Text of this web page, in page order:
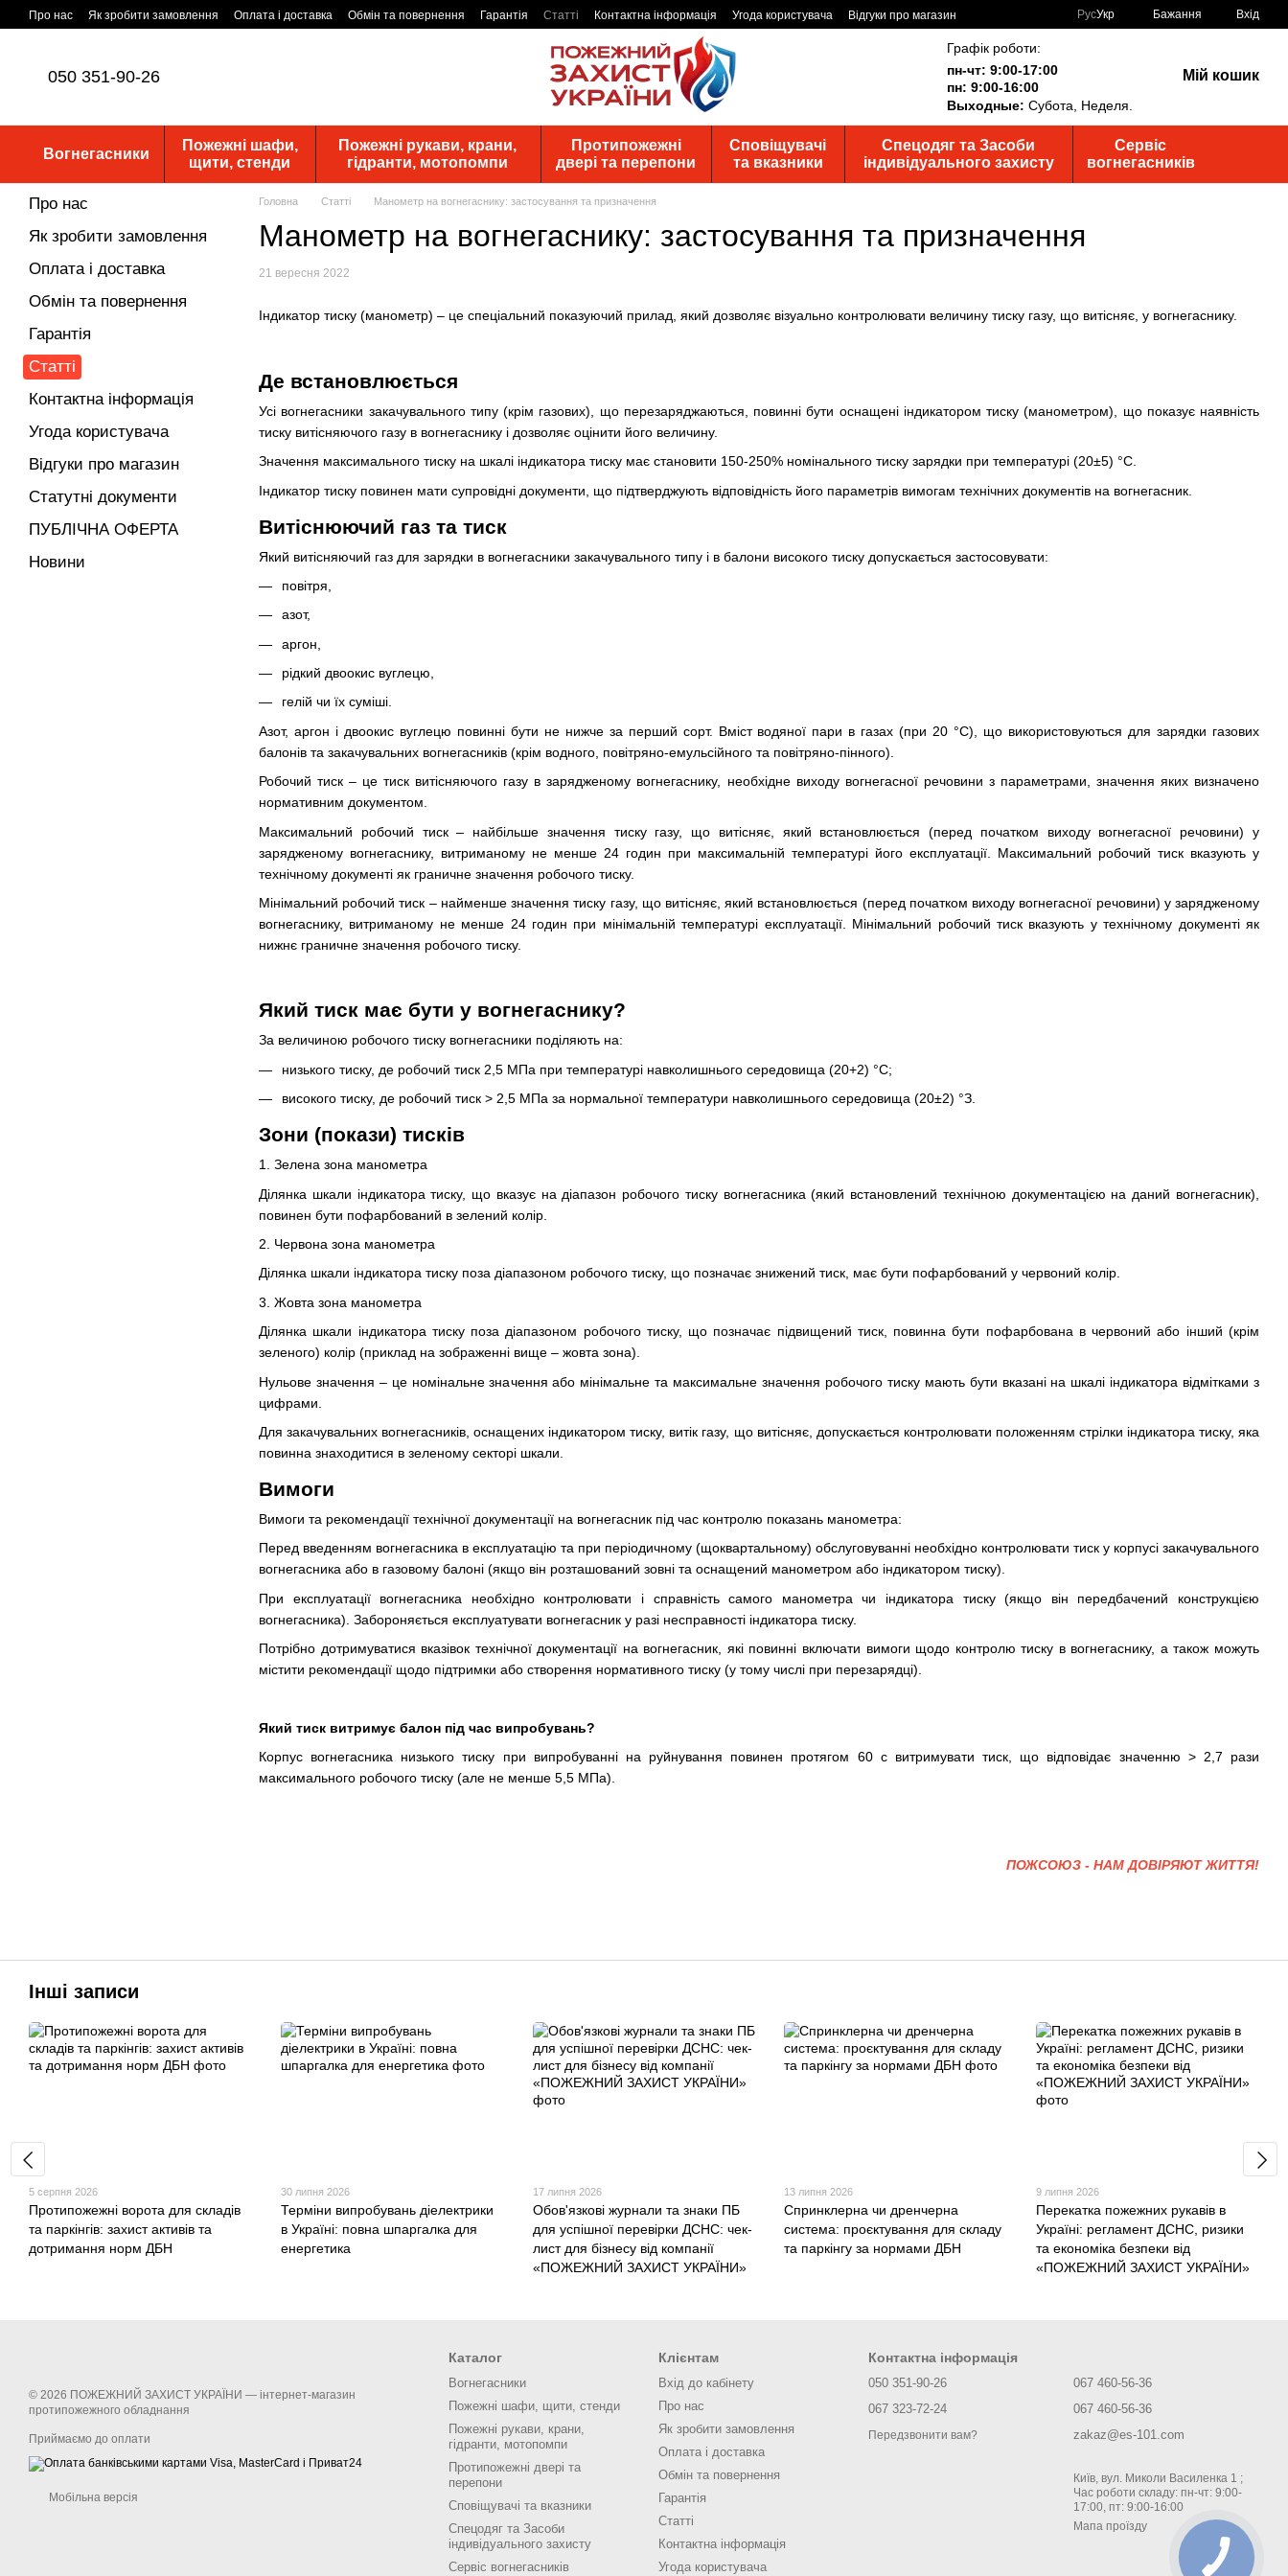
Перейти до основного контенту
Про нас Як зробити замовлення Оплата і доставка Обмін та повернення Гарантія Статті Контактна інформація Угода користувача
Відгуки про магазин
РусУкр Бажання Вхід
050 351-90-26
Графік роботи:
пн-чт: 9:00-17:00
пн: 9:00-16:00
Выходные: Субота, Неделя.
Мій кошик
Вогнегасники
Пожежні шафи,
щити, стенди
Пожежні рукави, крани,
гідранти, мотопомпи
Протипожежні
двері та перепони
Сповіщувачі
та вказники
Спецодяг та Засоби
індивідуального захисту
Сервіс
вогнегасників
Головна Статті Манометр на вогнегаснику: застосування та призначення
Манометр на вогнегаснику: застосування та призначення
21 вересня 2022
Індикатор тиску (манометр) – це спеціальний показуючий прилад, який дозволяє візуально контролювати величину тиску газу, що витісняє, у вогнегаснику.
Де встановлюється
Усі вогнегасники закачувального типу (крім газових), що перезаряджаються, повинні бути оснащені індикатором тиску (манометром), що показує наявність
тиску витісняючого газу в вогнегаснику і дозволяє оцінити його величину.
Значення максимального тиску на шкалі індикатора тиску має становити 150-250% номінального тиску зарядки при температурі (20±5) °С.
Індикатор тиску повинен мати супровідні документи, що підтверджують відповідність його параметрів вимогам технічних документів на вогнегасник.
Витіснюючий газ та тиск
Який витісняючий газ для зарядки в вогнегасники закачувального типу і в балони високого тиску допускається застосовувати:
повітря,
азот,
аргон,
рідкий двоокис вуглецю,
гелій чи їх суміші.
Азот, аргон і двоокис вуглецю повинні бути не нижче за перший сорт. Вміст водяної пари в газах (при 20 °С), що використовуються для зарядки газових
балонів та закачувальних вогнегасників (крім водного, повітряно-емульсійного та повітряно-пінного).
Робочий тиск – це тиск витісняючого газу в зарядженому вогнегаснику, необхідне виходу вогнегасної речовини з параметрами, значення яких визначено
нормативним документом.
Максимальний робочий тиск – найбільше значення тиску газу, що витісняє, який встановлюється (перед початком виходу вогнегасної речовини) у
зарядженому вогнегаснику, витриманому не менше 24 годин при максимальній температурі його експлуатації. Максимальний робочий тиск вказують у
технічному документі як граничне значення робочого тиску.
Мінімальний робочий тиск – найменше значення тиску газу, що витісняє, який встановлюється (перед початком виходу вогнегасної речовини) у зарядженому
вогнегаснику, витриманому не менше 24 годин при мінімальній температурі експлуатації. Мінімальний робочий тиск вказують у технічному документі як
нижнє граничне значення робочого тиску.
Який тиск має бути у вогнегаснику?
За величиною робочого тиску вогнегасники поділяють на:
низького тиску, де робочий тиск 2,5 МПа при температурі навколишнього середовища (20+2) °С;
високого тиску, де робочий тиск > 2,5 МПа за нормальної температури навколишнього середовища (20±2) °З.
Зони (покази) тисків
1. Зелена зона манометра
Ділянка шкали індикатора тиску, що вказує на діапазон робочого тиску вогнегасника (який встановлений технічною документацією на даний вогнегасник),
повинен бути пофарбований в зелений колір.
2. Червона зона манометра
Ділянка шкали індикатора тиску поза діапазоном робочого тиску, що позначає знижений тиск, має бути пофарбований у червоний колір.
3. Жовта зона манометра
Ділянка шкали індикатора тиску поза діапазоном робочого тиску, що позначає підвищений тиск, повинна бути пофарбована в червоний або інший (крім
зеленого) колір (приклад на зображенні вище – жовта зона).
Нульове значення – це номінальне значення або мінімальне та максимальне значення робочого тиску мають бути вказані на шкалі індикатора відмітками з
цифрами.
Для закачувальних вогнегасників, оснащених індикатором тиску, витік газу, що витісняє, допускається контролювати положенням стрілки індикатора тиску, яка
повинна знаходитися в зеленому секторі шкали.
Вимоги
Вимоги та рекомендації технічної документації на вогнегасник під час контролю показань манометра:
Перед введенням вогнегасника в експлуатацію та при періодичному (щоквартальному) обслуговуванні необхідно контролювати тиск у корпусі закачувального
вогнегасника або в газовому балоні (якщо він розташований зовні та оснащений манометром або індикатором тиску).
При експлуатації вогнегасника необхідно контролювати і справність самого манометра чи індикатора тиску (якщо він передбачений конструкцією
вогнегасника). Забороняється експлуатувати вогнегасник у разі несправності індикатора тиску.
Потрібно дотримуватися вказівок технічної документації на вогнегасник, які повинні включати вимоги щодо контролю тиску в вогнегаснику, а також можуть
містити рекомендації щодо підтримки або створення нормативного тиску (у тому числі при перезарядці).
Який тиск витримує балон під час випробувань?
Корпус вогнегасника низького тиску при випробуванні на руйнування повинен протягом 60 с витримувати тиск, що відповідає значенню > 2,7 рази
максимального робочого тиску (але не менше 5,5 МПа).
ПОЖСОЮЗ - НАМ ДОВІРЯЮТ ЖИТТЯ!
Про нас
Як зробити замовлення
Оплата і доставка
Обмін та повернення
Гарантія
Статті
Контактна інформація
Угода користувача
Відгуки про магазин
Статутні документи
ПУБЛІЧНА ОФЕРТА
Новини
Інші записи
5 серпня 2026
Протипожежні ворота для складів
та паркінгів: захист активів та
дотримання норм ДБН
30 липня 2026
Терміни випробувань діелектрики
в Україні: повна шпаргалка для
енергетика
17 липня 2026
Обов'язкові журнали та знаки ПБ
для успішної перевірки ДСНС: чек-
лист для бізнесу від компанії
«ПОЖЕЖНИЙ ЗАХИСТ УКРАЇНИ»
13 липня 2026
Спринклерна чи дренчерна
система: проєктування для складу
та паркінгу за нормами ДБН
9 липня 2026
Перекатка пожежних рукавів в
Україні: регламент ДСНС, ризики
та економіка безпеки від
«ПОЖЕЖНИЙ ЗАХИСТ УКРАЇНИ»
© 2026 ПОЖЕЖНИЙ ЗАХИСТ УКРАЇНИ — інтернет-магазин
протипожежного обладнання
Приймаємо до оплати
Мобільна версія
Каталог
Вогнегасники
Пожежні шафи, щити, стенди
Пожежні рукави, крани,
гідранти, мотопомпи
Протипожежні двері та
перепони
Сповіщувачі та вказники
Спецодяг та Засоби
індивідуального захисту
Сервіс вогнегасників
Клієнтам
Вхід до кабінету
Про нас
Як зробити замовлення
Оплата і доставка
Обмін та повернення
Гарантія
Статті
Контактна інформація
Угода користувача
Контактна інформація
050 351-90-26
067 323-72-24
Передзвонити вам?
067 460-56-36
067 460-56-36
zakaz@es-101.com
Київ, вул. Миколи Василенка 1 ;
Час роботи складу: пн-чт: 9:00-
17:00, пт: 9:00-16:00
Мапа проїзду